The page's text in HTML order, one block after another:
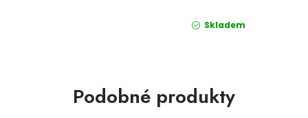
Skladem
Podobné produkty